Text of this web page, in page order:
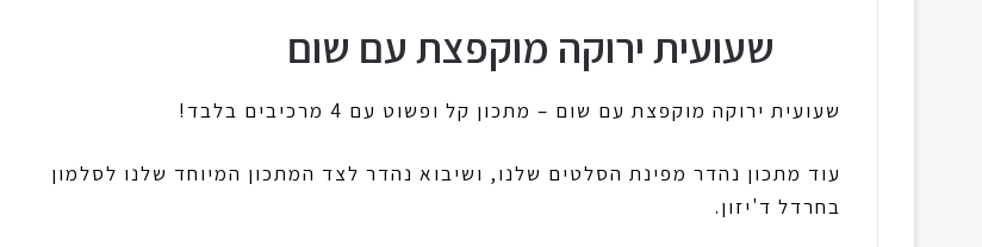
שעועית ירוקה מוקפצת עם שום
שעועית ירוקה מוקפצת עם שום – מתכון קל ופשוט עם 4 מרכיבים בלבד!
עוד מתכון נהדר מפינת הסלטים שלנו, ושיבוא נהדר לצד המתכון המיוחד שלנו לסלמון
בחרדל ד'יזון.